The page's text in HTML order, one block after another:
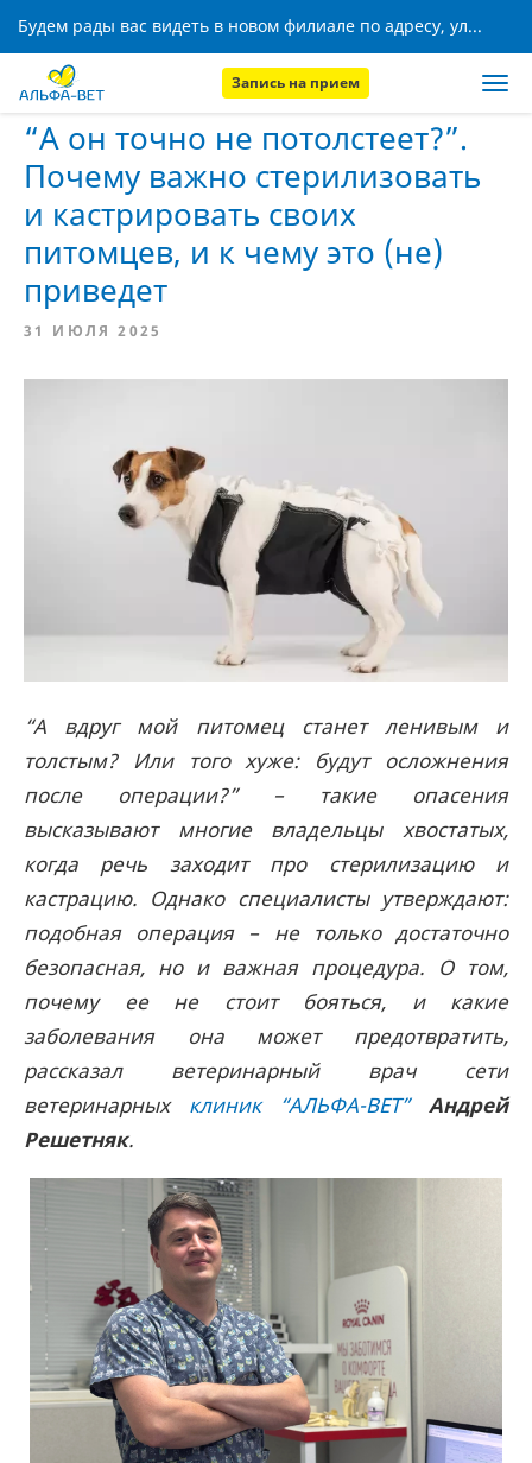
Будем рады вас видеть в новом филиале по адресу, ул. Кижеватова, 8!
Запись на прием
Главная
“А он точно не потолстеет?”.
Почему важно стерилизовать
и кастрировать своих
питомцев, и к чему это (не)
приведет
31 ИЮЛЯ 2025
“А вдруг мой питомец станет ленивым и
толстым? Или того хуже: будут осложнения
после операции?” – такие опасения
высказывают многие владельцы хвостатых,
когда речь заходит про стерилизацию и
кастрацию. Однако специалисты утверждают:
подобная операция – не только достаточно
безопасная, но и важная процедура. О том,
почему ее не стоит бояться, и какие
заболевания она может предотвратить,
рассказал ветеринарный врач сети
ветеринарных клиник “АЛЬФА-ВЕТ”
Андрей
Решетняк.